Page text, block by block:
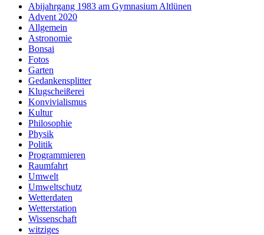
Abijahrgang 1983 am Gymnasium Altlünen
Advent 2020
Allgemein
Astronomie
Bonsai
Fotos
Garten
Gedankensplitter
Klugscheißerei
Konvivialismus
Kultur
Philosophie
Physik
Politik
Programmieren
Raumfahrt
Umwelt
Umweltschutz
Wetterdaten
Wetterstation
Wissenschaft
witziges